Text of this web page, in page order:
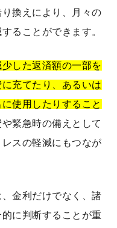
換えにより、月々の
ることができます。
した返済額の一部を
充てたり、あるいは
使用したりすること
緊急時の備えとして
スの軽減にもつなが
金利だけでなく、諸
に判断することが重